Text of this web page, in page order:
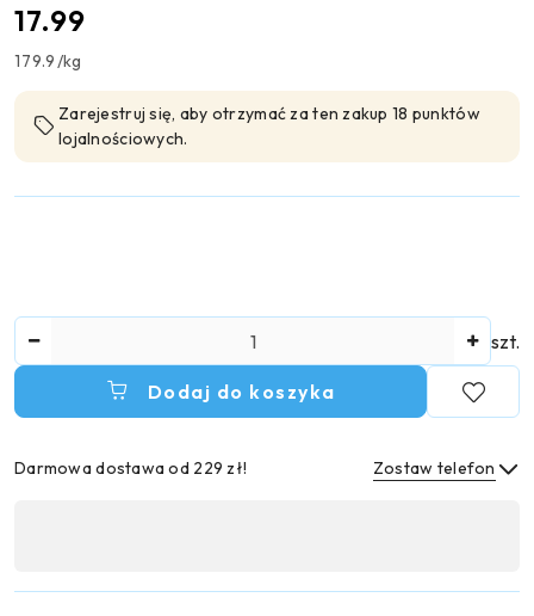
cena:
17.99
179.9/kg
Zarejestruj się, aby otrzymać za ten zakup 18 punktów
lojalnościowych.
szt.
Dodaj do koszyka
Darmowa dostawa od 229 zł! Zostaw telefon
płatność